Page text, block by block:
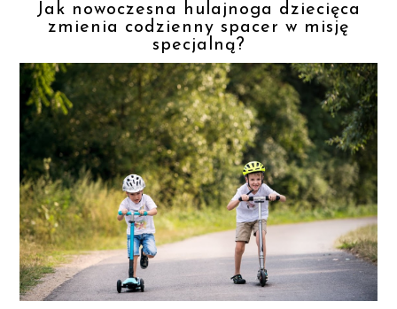
Jak nowoczesna hulajnoga dziecięca
zmienia codzienny spacer w misję
specjalną?